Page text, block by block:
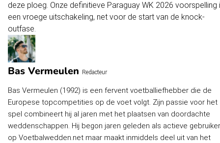
deze ploeg. Onze definitieve Paraguay WK 2026 voorspelling
een vroege uitschakeling, net voor de start van de knock-
outfase.
Bas Vermeulen Redacteur
Bas Vermeulen (1992) is een fervent voetballiefhebber die de
Europese topcompetities op de voet volgt. Zijn passie voor het
spel combineert hij al jaren met het plaatsen van doordachte
weddenschappen. Hij begon jaren geleden als actieve gebruiker
op Voetbalwedden.net maar maakt inmiddels deel uit van het